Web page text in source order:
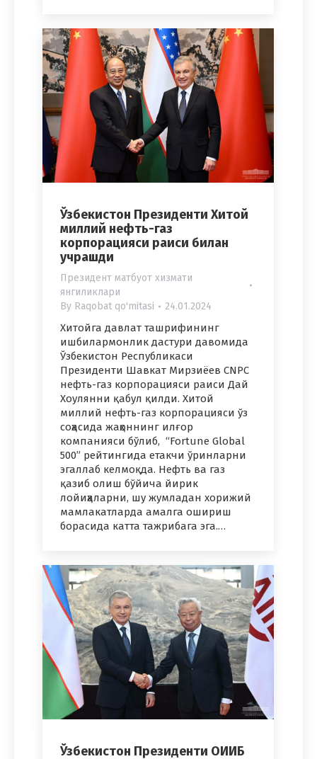
Ўзбекистон Президенти Хитой
миллий нефть-газ
корпорацияси раиси билан
учрашди
Президент матбуот хизмати
янгиликлари
By Raqobat qo'mitasi 24.01.2024
Хитойга давлат ташрифининг
ишбилармонлик дастури давомида
Ўзбекистон Республикаси
Президенти Шавкат Мирзиёев CNPC
нефть-газ корпорацияси раиси Дай
Хоулянни қабул қилди. Хитой
миллий нефть-газ корпорацияси ўз
соҳасида жаҳоннинг илғор
компанияси бўлиб, “Fortune Global
500” рейтингида етакчи ўринларни
эгаллаб келмоқда. Нефть ва газ
қазиб олиш бўйича йирик
лойиҳаларни, шу жумладан хорижий
мамлакатларда амалга ошириш
борасида катта тажрибага эга.…
Ўзбекистон Президенти ОИИБ